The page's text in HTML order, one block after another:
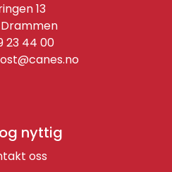
nyttig
oss
13
23 44 00